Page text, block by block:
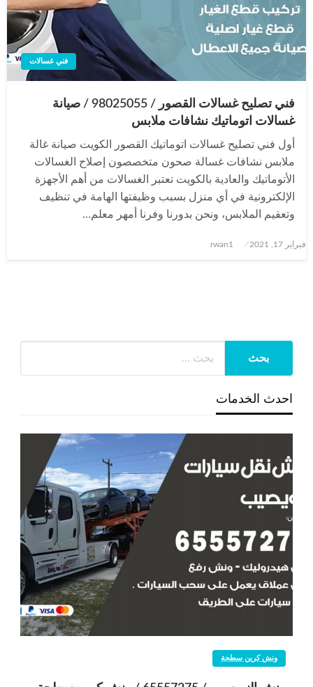
فني غسالات
فني تصليح غسالات القصور / 98025055 / صيانة
غسالات اتوماتيك نشافات ملابس
أول فني تصليح غسالات اتوماتيك القصور الكويت صيانة غالة
ملابس نشافات غسالة صحون متخصصون إصلاح الغسالات
الأتوماتيك والعادية بالكويت تعتبر الغسالات من أهم الأجهزة
الإلكترونية في أي منزل بسبب وظيفتها الهامة في تنظيف
وتعقيم الملابس، ونحن بدورنا وفرنا أمهر معلم…
نُشر
فبراير 17, 2021 rwan1
احدث الخدمات
ونش كرين سطحة